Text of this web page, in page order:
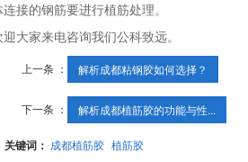
连接的钢筋要进行植筋处理。
迎大家来电咨询我们公科致远。
上一条 ： 解析成都粘钢胶如何选择？
下一条 ： 解析成都植筋胶的功能与性...
关键词： 成都植筋胶 植筋胶